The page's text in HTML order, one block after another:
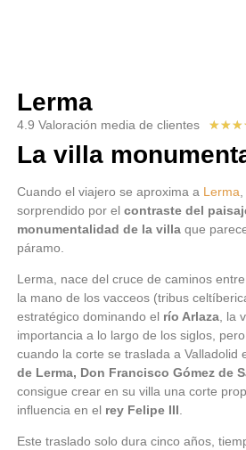
Lerma
4.9 Valoración media de clientes ★★★
La villa
Cuando el viajero se aproxima a Lerma
sorprendido por el contraste del
monumentalidad de la villaque
páramo.
Lerma, nace del cruce de caminos
la mano de los vacceos (tribus
estratégico dominando el río Arlaza, la
importancia a lo largo de los siglos,
cuando la corte se traslada a Valladolid
de Lerma, Don Francisco Gómez de
consigue crear en su villa una corte
influencia en el rey Felipe III
Este traslado solo dura cinco años,